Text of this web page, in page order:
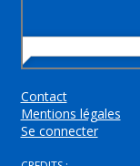
Contact
Mentions légales
Se connecter